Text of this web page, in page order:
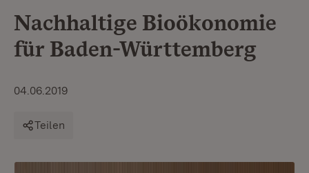
Nachhaltige Bioökonomie
für Baden-Württemberg
04.06.2019
Teilen